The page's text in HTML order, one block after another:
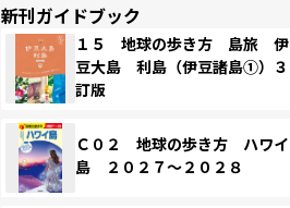
新刊ガイドブック
１５ 地球の歩き方 島旅 伊
豆大島 利島（伊豆諸島①）３
訂版
Ｃ０２ 地球の歩き方 ハワイ
島 ２０２７～２０２８